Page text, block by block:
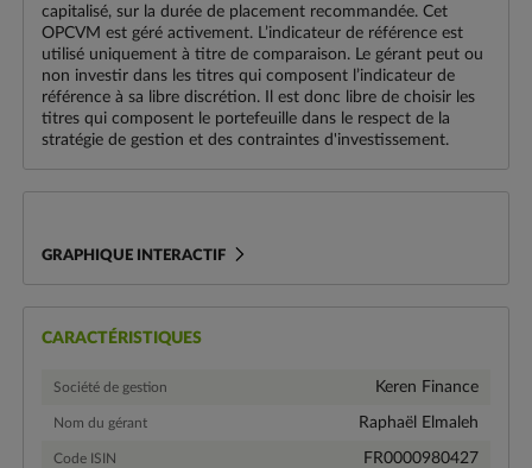
capitalisé, sur la durée de placement recommandée. Cet
OPCVM est géré activement. L’indicateur de référence est
utilisé uniquement à titre de comparaison. Le gérant peut ou
non investir dans les titres qui composent l’indicateur de
référence à sa libre discrétion. Il est donc libre de choisir les
titres qui composent le portefeuille dans le respect de la
stratégie de gestion et des contraintes d'investissement.
GRAPHIQUE INTERACTIF
CARACTÉRISTIQUES
Société de gestion Keren Finance
Nom du gérant Raphaël Elmaleh
Code ISIN FR0000980427